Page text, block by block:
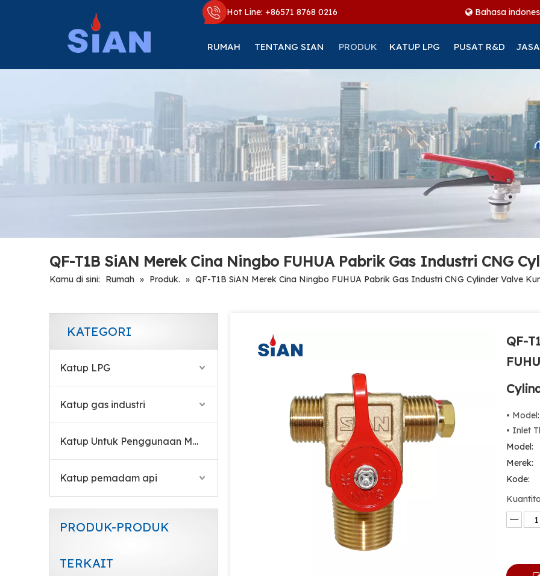
Hot Line: +86571 8768 0216 Bahasa
RUMAH TENTANG SIAN PRODUK KATUP LPG PUSAT R&D JASA
QF-T1B SiAN Merek Cina Ningbo FUHUA Pabrik Gas Industri CNG
Kamu di sini: Rumah » Produk. » QF-T1B SiAN Merek Cina Ningbo FUHUA Pabrik Gas Industri CNG Cylinder Valve
KATEGORI
Katup LPG
Katup gas industri
Katup Untuk Penggunaan Medis
Katup pemadam api
PRODUK-PRODUK
TERKAIT
Katup CNG Silinder
Katup CNG Silinder Industri
QF-
•
• Inlet
Model:
Merek:
Kode: